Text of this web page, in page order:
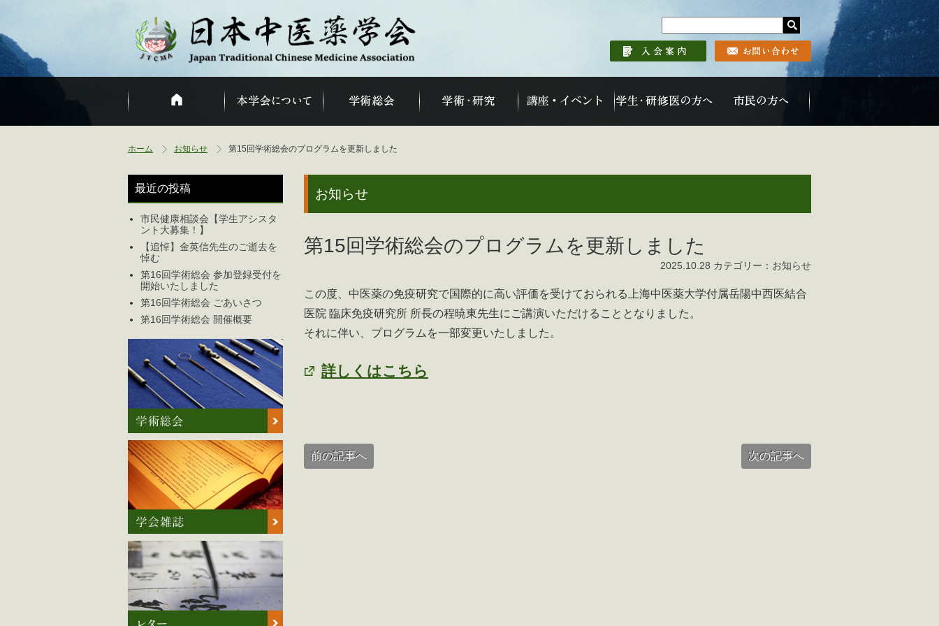
ホーム お知らせ 第15回学術総会のプログラムを更新しました
お知らせ
第15回学術総会のプログラムを更新しました
2025.10.28 カテゴリー：お知らせ
この度、中医薬の免疫研究で国際的に高い評価を受けておられる上海中医薬大学付属岳陽中西医結合
医院 臨床免疫研究所 所長の程暁東先生にご講演いただけることとなりました。
それに伴い、プログラムを一部変更いたしました。
詳しくはこちら
前の記事へ 次の記事へ
最近の投稿
市民健康相談会【学生アシスタ
ント大募集！】
【追悼】金英信先生のご逝去を
悼む
第16回学術総会 参加登録受付を
開始いたしました
第16回学術総会 ごあいさつ
第16回学術総会 開催概要